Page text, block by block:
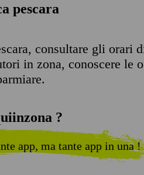
pescara
consultare gli orari
in zona, conoscere le
?
app, ma tante app in una !